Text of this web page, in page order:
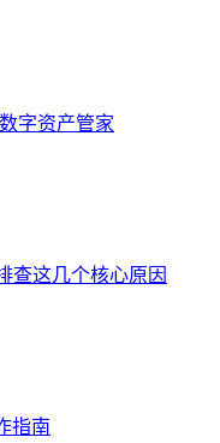
字资产管家
查这几个核心原因
指南